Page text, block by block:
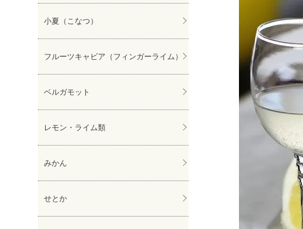
小夏（こなつ）
フルーツキャビア（フィンガーライム）
ベルガモット
レモン・ライム類
みかん
せとか